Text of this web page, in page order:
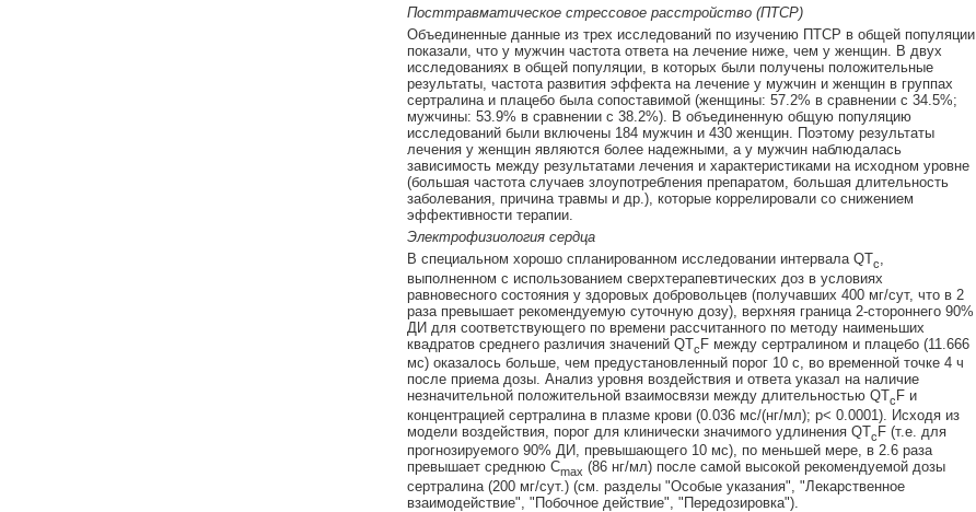
Посттравматическое стрессовое расстройство (ПТСР)
Объединенные данные из трех исследований по изучению ПТСР в общей популяции
показали, что у мужчин частота ответа на лечение ниже, чем у женщин. В двух
исследованиях в общей популяции, в которых были получены положительные
результаты, частота развития эффекта на лечение у мужчин и женщин в группах
сертралина и плацебо была сопоставимой (женщины: 57.2% в сравнении с 34.5%;
мужчины: 53.9% в сравнении с 38.2%). В объединенную общую популяцию
исследований были включены 184 мужчин и 430 женщин. Поэтому результаты
лечения у женщин являются более надежными, а у мужчин наблюдалась
зависимость между результатами лечения и характеристиками на исходном уровне
(большая частота случаев злоупотребления препаратом, большая длительность
заболевания, причина травмы и др.), которые коррелировали со снижением
эффективности терапии.
Электрофизиология сердца
В специальном хорошо спланированном исследовании интервала QTc,
выполненном с использованием сверхтерапевтических доз в условиях
равновесного состояния у здоровых добровольцев (получавших 400 мг/сут, что в 2
раза превышает рекомендуемую суточную дозу), верхняя граница 2-стороннего 90%
ДИ для соответствующего по времени рассчитанного по методу наименьших
квадратов среднего различия значений QTcF между сертралином и плацебо (11.666
мс) оказалось больше, чем предустановленный порог 10 с, во временной точке 4 ч
после приема дозы. Анализ уровня воздействия и ответа указал на наличие
незначительной положительной взаимосвязи между длительностью QTc F и
концентрацией сертралина в плазме крови (0.036 мс/(нг/мл); p< 0.0001). Исходя из
модели воздействия, порог для клинически значимого удлинения QTc F (т.е. для
прогнозируемого 90% ДИ, превышающего 10 мс), по меньшей мере, в 2.6 раза
превышает среднюю Cmax (86 нг/мл) после самой высокой рекомендуемой дозы
сертралина (200 мг/сут.) (см. разделы "Особые указания", "Лекарственное
взаимодействие", "Побочное действие", "Передозировка").